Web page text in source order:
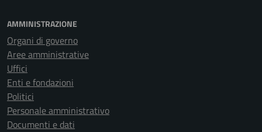
AMMINISTRAZIONE
Organi di governo
Aree amministrative
Uffici
Enti e fondazioni
Politici
Personale amministrativo
Documenti e dati